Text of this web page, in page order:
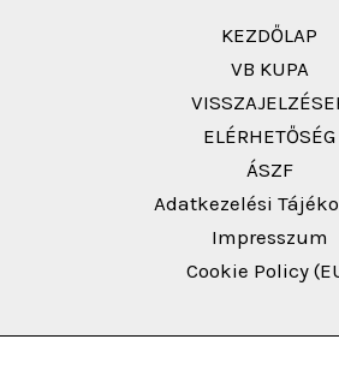
KEZDŐLAP
VB KUPA
ELÉRHETŐSÉG
ÁSZF
Adatkezelési
Impresszum
Cookie Policy